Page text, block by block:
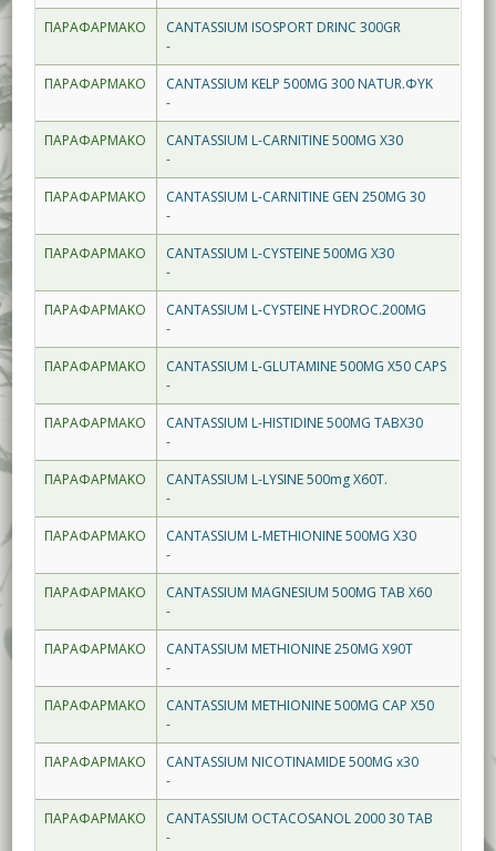
ΠΑΡΑΦΑΡΜΑΚΟ
CANTASSIUM ISOSPORT DRINC 300GR
-
ΠΑΡΑΦΑΡΜΑΚΟ
CANTASSIUM KELP 500MG 300 NATUR.ΦΥΚ
-
ΠΑΡΑΦΑΡΜΑΚΟ
CANTASSIUM L-CARNITINE 500MG X30
-
ΠΑΡΑΦΑΡΜΑΚΟ
CANTASSIUM L-CARNITINE GEN 250MG 30
-
ΠΑΡΑΦΑΡΜΑΚΟ
CANTASSIUM L-CYSTEINE 500MG X30
-
ΠΑΡΑΦΑΡΜΑΚΟ
CANTASSIUM L-CYSTEINE HYDROC.200MG
-
ΠΑΡΑΦΑΡΜΑΚΟ
CANTASSIUM L-GLUTAMINE 500MG X50 CAPS
-
ΠΑΡΑΦΑΡΜΑΚΟ
CANTASSIUM L-HISTIDINE 500MG TABX30
-
ΠΑΡΑΦΑΡΜΑΚΟ
CANTASSIUM L-LYSINE 500mg X60T.
-
ΠΑΡΑΦΑΡΜΑΚΟ
CANTASSIUM L-METHIONINE 500MG X30
-
ΠΑΡΑΦΑΡΜΑΚΟ
CANTASSIUM MAGNESIUM 500MG TAB X60
-
ΠΑΡΑΦΑΡΜΑΚΟ
CANTASSIUM METHIONINE 250MG X90T
-
ΠΑΡΑΦΑΡΜΑΚΟ
CANTASSIUM METHIONINE 500MG CAP X50
-
ΠΑΡΑΦΑΡΜΑΚΟ
CANTASSIUM NICOTINAMIDE 500MG x30
-
ΠΑΡΑΦΑΡΜΑΚΟ
CANTASSIUM OCTACOSANOL 2000 30 TAB
-